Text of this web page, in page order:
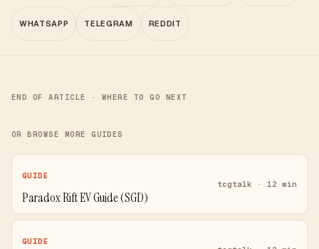
WHATSAPP TELEGRAM REDDIT
END OF ARTICLE · WHERE TO GO NEXT
OR BROWSE MORE GUIDES
GUIDE
Paradox Rift EV Guide (SGD)
tcgtalk · 12 min
GUIDE